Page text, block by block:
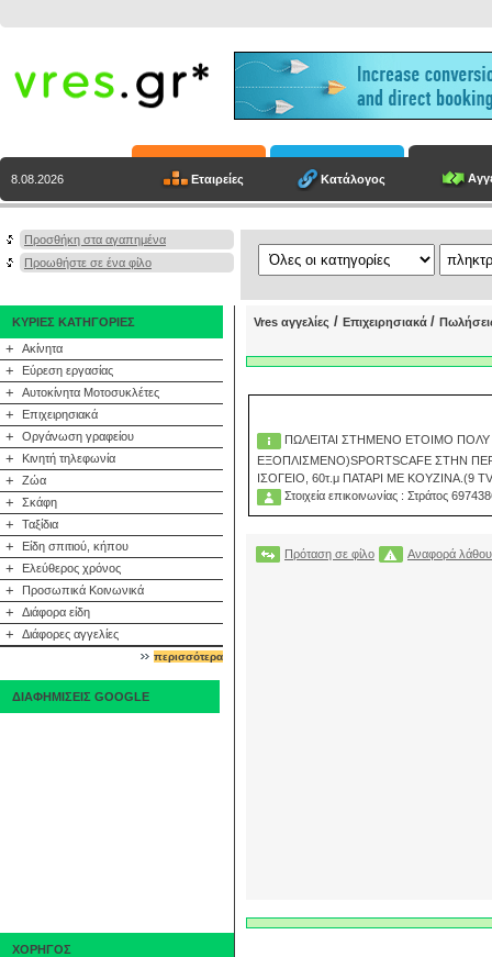
8.08.2026 Εταιρείες Κατάλογος
Προσθήκη στα αγαπημένα
Προωθήστε σε ένα φίλο
ΚΥΡΙΕΣ ΚΑΤΗΓΟΡΙΕΣ
+ Ακίνητα
+ Εύρεση εργασίας
+ Αυτοκίνητα Μοτοσυκλέτες
+ Επιχειρησιακά
+ Οργάνωση γραφείου
+ Κινητή τηλεφωνία
+ Ζώα
+ Σκάφη
+ Ταξίδια
+ Είδη σπιτιού, κήπου
+ Ελεύθερος χρόνος
+ Προσωπικά Κοινωνικά
+ Διάφορα είδη
+ Διάφορες αγγελίες
περισσότερα
ΔΙΑΦΗΜΙΣΕΙΣ GOOGLE
ΧΟΡΗΓΟΣ
Vres αγγελίες / Επιχειρησιακά /
ΠΩΛΕΙΤΑΙ ΣΤΗΜΕΝΟ ΕΤΟΙΜΟ
ΕΞΟΠΛΙΣΜΕΝΟ)SPORTSCAFE ΣΤΗΝ
ΙΣΟΓΕΙΟ, 60τ.μ ΠΑΤΑΡΙ ΜΕ ΚΟΥΖΙΝΑ.(9
Στοιχεία επικοινωνίας : Στράτος
Πρόταση σε φίλο Αναφορά